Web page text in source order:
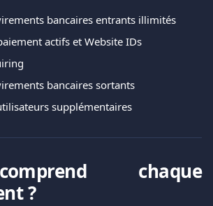
bancaires entrants illimités
actifs et Website IDs
bancaires sortants
supplémentaires
chaque
?